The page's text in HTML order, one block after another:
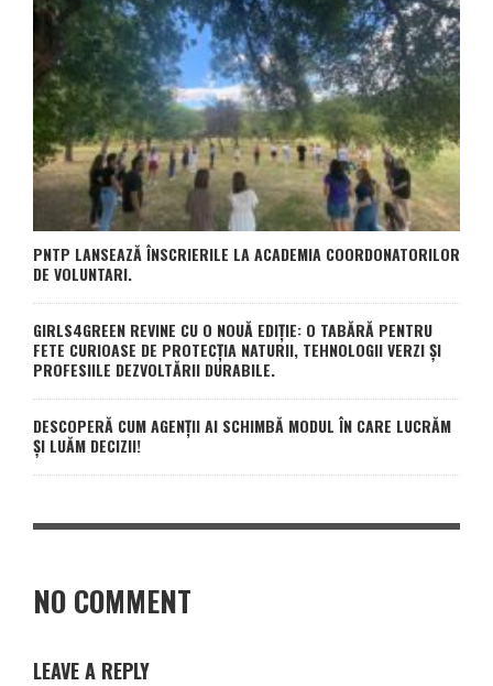
PNTP LANSEAZĂ ÎNSCRIERILE LA ACADEMIA COORDONATORILOR
DE VOLUNTARI.
GIRLS4GREEN REVINE CU O NOUĂ EDIȚIE: O TABĂRĂ PENTRU
FETE CURIOASE DE PROTECȚIA NATURII, TEHNOLOGII VERZI ȘI
PROFESIILE DEZVOLTĂRII DURABILE.
DESCOPERĂ CUM AGENȚII AI SCHIMBĂ MODUL ÎN CARE LUCRĂM
ȘI LUĂM DECIZII!
NO COMMENT
LEAVE A REPLY